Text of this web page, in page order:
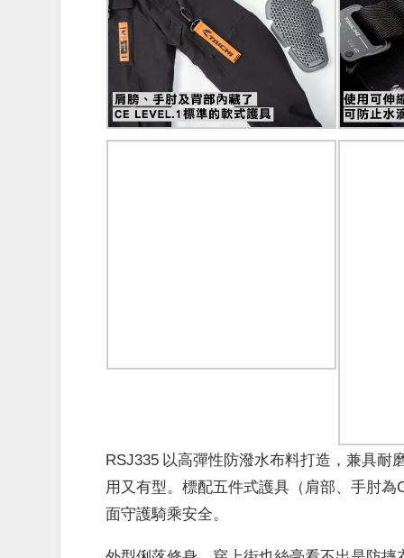
RSJ335 以高彈性防潑水布料打造，兼具耐
用又有型。標配五件式護具（肩部、手肘
面守護騎乘安全。